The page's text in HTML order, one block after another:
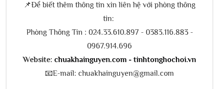
📌Để biết thêm thông tin xin liên hệ với phòng thông
tin:
Phòng Thông Tin : 024.33.610.897 - 0383.116.883 -
0967.914.696
Website: chuakhainguyen.com - tinhtonghochoi.vn
📧E-mail: chuakhainguyen@gmail.com